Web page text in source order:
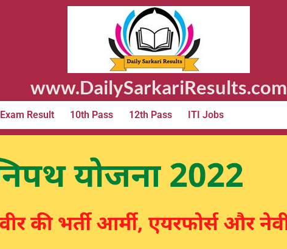
www.DailySarkariResults.com
Exam Result 10th Pass 12th Pass ITI Jobs